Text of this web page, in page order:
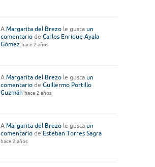
A Margarita del Brezo le gusta un
comentario de Carlos Enrique Ayala
Gómez hace 2 años
A Margarita del Brezo le gusta un
comentario de Guillermo Portillo
Guzmán hace 2 años
A Margarita del Brezo le gusta un
comentario de Esteban Torres Sagra
hace 2 años